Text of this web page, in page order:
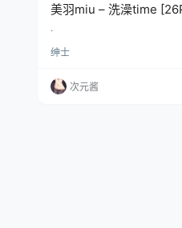
美羽miu – 洗澡time
.
绅士
次元酱